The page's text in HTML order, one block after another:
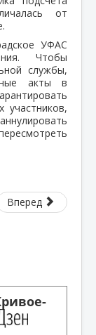
от
УФАС
Чтобы
службы,
акты в
участников,
Вперед